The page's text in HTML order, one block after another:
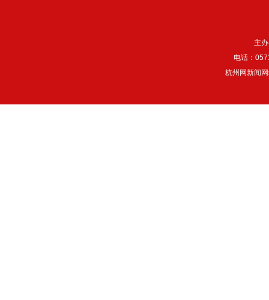
主
电话：
杭州网新闻